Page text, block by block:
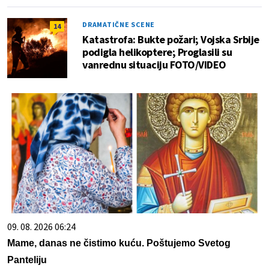
14 DRAMATIČNE SCENE
Katastrofa: Bukte požari; Vojska Srbije
podigla helikoptere; Proglasili su
vanrednu situaciju FOTO/VIDEO
09. 08. 2026 06:24
Mame, danas ne čistimo kuću. Poštujemo Svetog
Panteliju